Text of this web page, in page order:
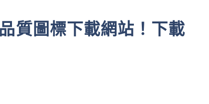
質圖標下載網站！下載